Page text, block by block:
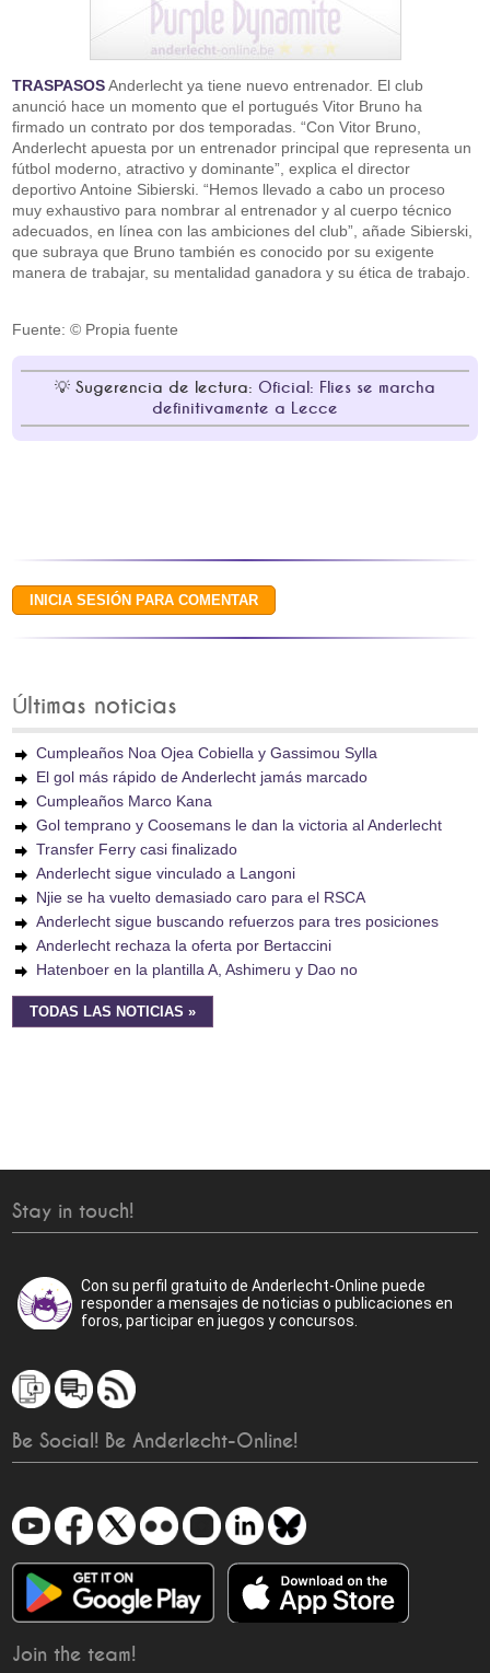
TRASPASOSAnderlecht ya tiene nuevo entrenador. El club
anunció hace un momento que el portugués Vitor Bruno ha
firmado un contrato por dos temporadas. “Con Vitor Bruno,
Anderlecht apuesta por un entrenador principal que representa un
fútbol moderno, atractivo y dominante”, explica el director
deportivo Antoine Sibierski. “Hemos llevado a cabo un proceso
muy exhaustivo para nombrar al entrenador y al cuerpo técnico
adecuados, en línea con las ambiciones del club”, añade Sibierski,
que subraya que Bruno también es conocido por su exigente
manera de trabajar, su mentalidad ganadora y su ética de trabajo.
Fuente: © Propia fuente
Sugerencia de lectura: Oficial: Flies se marcha
definitivamente a Lecce
Últimas noticias
Cumpleaños Noa Ojea Cobiella y Gassimou Sylla
El gol más rápido de Anderlecht jamás marcado
Cumpleaños Marco Kana
Gol temprano y Coosemans le dan la victoria al Anderlecht
Transfer Ferry casi finalizado
Anderlecht sigue vinculado a Langoni
Njie se ha vuelto demasiado caro para el RSCA
Anderlecht sigue buscando refuerzos para tres posiciones
Anderlecht rechaza la oferta por Bertaccini
Hatenboer en la plantilla A, Ashimeru y Dao no
TODAS LAS NOTICIAS »
Stay in touch!
Con su perfil gratuito de Anderlecht-Online puede
responder a mensajes de noticias o publicaciones en
foros, participar en juegos y concursos.
Be Social! Be Anderlecht-Online!
Join the team!